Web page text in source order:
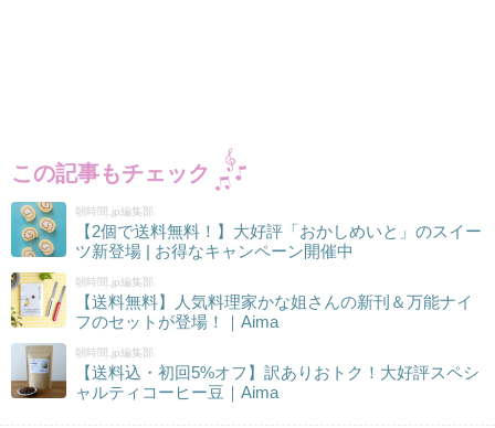
この記事もチェック
朝時間.jp編集部
【2個で送料無料！】大好評「おかしめいと」のスイー
ツ新登場 | お得なキャンペーン開催中
朝時間.jp編集部
【送料無料】人気料理家かな姐さんの新刊＆万能ナイ
フのセットが登場！｜Aima
朝時間.jp編集部
【送料込・初回5%オフ】訳ありおトク！大好評スペシ
ャルティコーヒー豆｜Aima